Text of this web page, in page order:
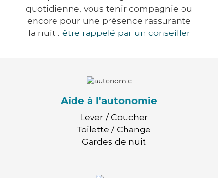
quotidienne, vous tenir compagnie ou
encore pour une présence rassurante
la nuit : être rappelé par un conseiller
Aide à l'autonomie
Lever / Coucher
Toilette / Change
Gardes de nuit